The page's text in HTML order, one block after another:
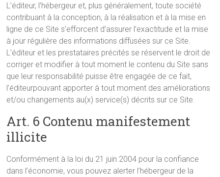
L’éditeur, l’hébergeur et, plus généralement, toute société
contribuant à la conception, à la réalisation et à la mise en
ligne de ce Site s’efforcent d’assurer l’exactitude et la mise
à jour régulière des informations diffusées sur ce Site.
L’éditeur et les prestataires précités se réservent le droit de
corriger et modifier à tout moment le contenu du Site sans
que leur responsabilité puisse être engagée de ce fait,
l’éditeurpouvant apporter à tout moment des améliorations
et/ou changements au(x) service(s) décrits sur ce Site.
Art. 6 Contenu manifestement
illicite
Conformément à la loi du 21 juin 2004 pour la confiance
dans l’économie, vous pouvez alerter l’hébergeur de la